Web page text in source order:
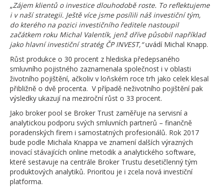
„Zájem klientů o investice dlouhodobě roste. To reflektujeme
i v naší strategii. Ještě více jsme posílili náš investiční tým,
do kterého na pozici investičního ředitele nastoupil
začátkem roku Michal Valentík, jenž dříve působil například
jako hlavní investiční stratég ČP INVEST,“uvádí Michal Knapp.
Růst produkce o 30 procent z hlediska předepsaného
smluvního pojistného zaznamenala společnost i v oblasti
životního pojištění, ačkoliv v loňském roce trh jako celek klesal
přibližně o dvě procenta. V případě neživotního pojištění pak
výsledky ukazují na meziroční růst o 33 procent.
Jako broker pool se Broker Trust zaměřuje na servisní a
analytickou podporu svých smluvních partnerů – finančně
poradenských firem i samostatných profesionálů. Rok 2017
bude podle Michala Knappa ve znamení dalších výrazných
inovací stávajících online metodik a analytického software,
které sestavuje na centrále Broker Trustu desetičlenný tým
produktových analytiků. Prioritou je i zcela nová investiční
platforma.